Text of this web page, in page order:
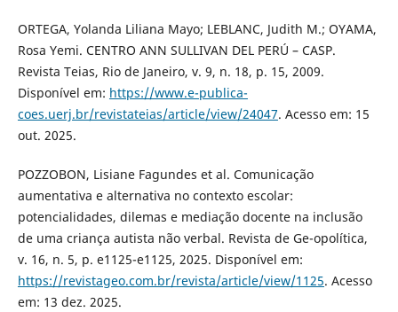
ORTEGA, Yolanda Liliana Mayo; LEBLANC, Judith M.; OYAMA,
Rosa Yemi. CENTRO ANN SULLIVAN DEL PERÚ – CASP.
Revista Teias, Rio de Janeiro, v. 9, n. 18, p. 15, 2009.
Disponível em: https://www.e-publica-
coes.uerj.br/revistateias/article/view/24047. Acesso em: 15
out. 2025.
POZZOBON, Lisiane Fagundes et al. Comunicação
aumentativa e alternativa no contexto escolar:
potencialidades, dilemas e mediação docente na inclusão
de uma criança autista não verbal. Revista de Ge-opolítica,
v. 16, n. 5, p. e1125-e1125, 2025. Disponível em:
https://revistageo.com.br/revista/article/view/1125. Acesso
em: 13 dez. 2025.